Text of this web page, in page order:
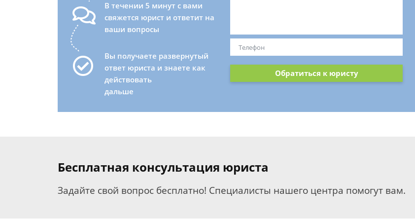
В течении 5 минут с вами
свяжется юрист и ответит на
ваши вопросы
Вы получаете развернутый
ответ юриста и знаете как
действовать
дальше
Обратиться к юристу
Бесплатная консультация юриста
Задайте свой вопрос бесплатно! Специалисты нашего центра помогут вам.